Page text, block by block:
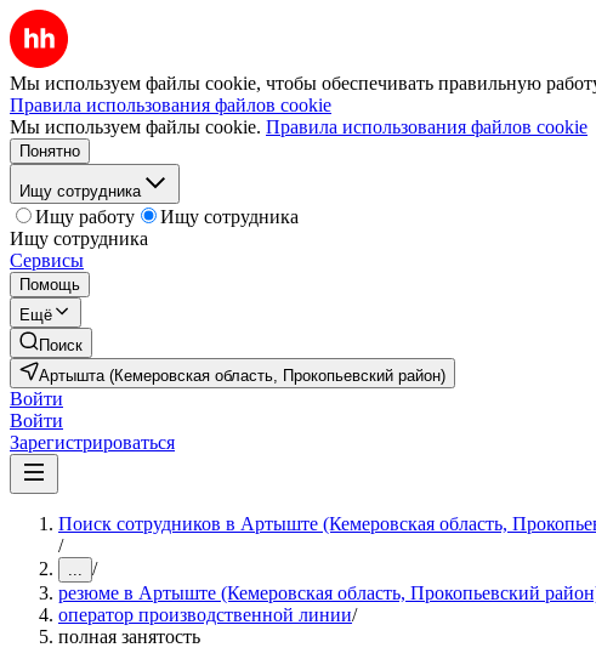
Мы используем файлы cookie, чтобы обеспечивать правильную
Правила использования файлов cookie
Мы используем файлы cookie. Правила использования файлов cookie
Понятно
Ищу сотрудника
Ищу работу
Ищу сотрудника
Ищу сотрудника
Сервисы
Помощь
Ещё
Поиск
Артышта (Кемеровская область, Прокопьевский район)
Войти
Войти
Зарегистрироваться
Поиск сотрудников в Артыште (Кемеровская область,
/
... /
резюме в Артыште (Кемеровская область, Прокопьевский
оператор производственной линии/
полная занятость